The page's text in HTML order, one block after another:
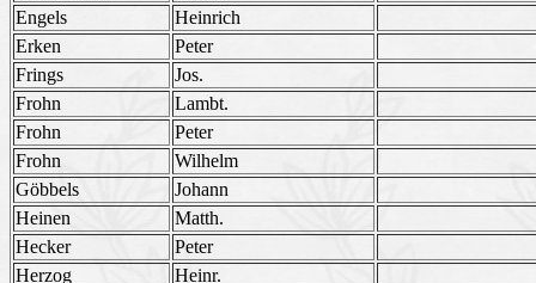
Engels
Heinrich
Erken
Peter
Frings
Jos.
Frohn
Lambt.
Frohn
Peter
Frohn
Wilhelm
Göbbels
Johann
Heinen
Matth.
Hecker
Peter
Herzog
Heinr.